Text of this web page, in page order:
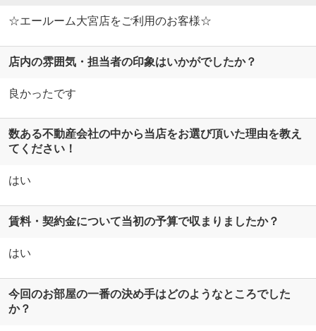
☆エールーム大宮店をご利用のお客様☆
店内の雰囲気・担当者の印象はいかがでしたか？
良かったです
数ある不動産会社の中から当店をお選び頂いた理由を教え
てください！
はい
賃料・契約金について当初の予算で収まりましたか？
はい
今回のお部屋の一番の決め手はどのようなところでした
か？